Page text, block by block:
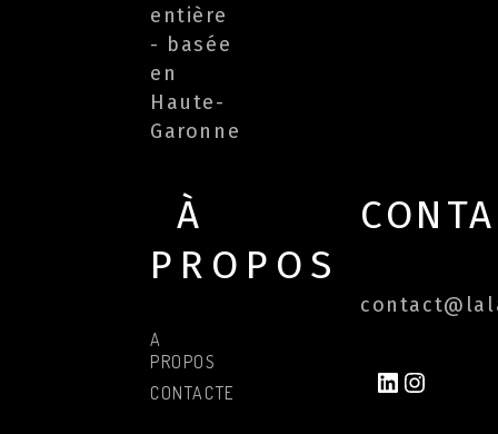
entière
- basée
en
Haute-
Garonne
À
PROPOS
A
PROPOS
CONTACTER
LINKEDIN